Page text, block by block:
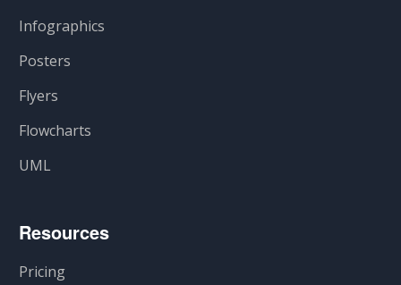
Infographics
Posters
Flyers
Flowcharts
UML
Resources
Pricing